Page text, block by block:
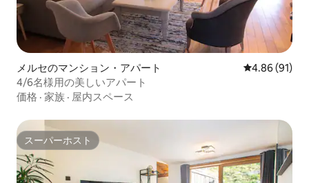
メルセのマンション・アパート レビュー91
4.86 (91)
4/6名様用の美しいアパート
価格 · 家族 · 屋内スペース
スーパーホスト
スーパーホスト